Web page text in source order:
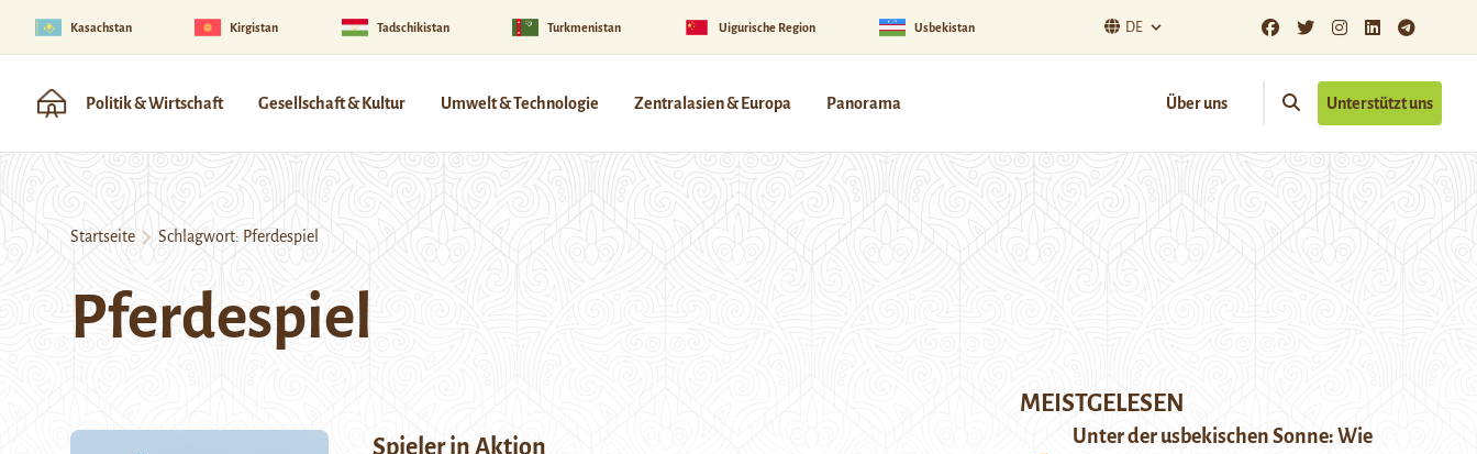
Kasachstan Kirgistan Tadschikistan Turkmenistan Uigurische Region Usbekistan DE
Politik & Wirtschaft Gesellschaft & Kultur Umwelt & Technologie Zentralasien & Europa Panorama Über uns Unterstützt uns
Startseite Schlagwort: Pferdespiel
Pferdespiel
Spieler in Aktion
MEISTGELESEN
Unter der usbekischen Sonne: Wie